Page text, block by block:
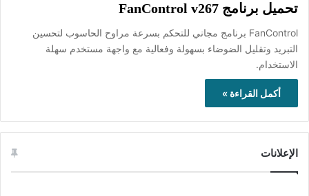
تحميل برنامج FanControl v267
FanControl برنامج مجاني للتحكم بسرعة مراوح الحاسوب لتحسين
التبريد وتقليل الضوضاء بسهولة وفعالية مع واجهة مستخدم سهلة
الاستخدام.
أكمل القراءة »
الإعلانات